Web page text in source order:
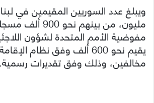
مليون، من بينهم نحو
مفوضية الأمم المتحدة لشؤون
يقيم نحو 600 ألف وفق نظام
مخالفين، وذلك وفق تقديرات رسمية.